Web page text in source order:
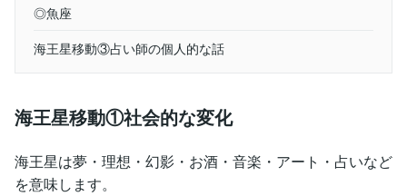
◎魚座
海王星移動③占い師の個人的な話
海王星移動①社会的な変化
海王星は夢・理想・幻影・お酒・音楽・アート・占いなど
を意味します。